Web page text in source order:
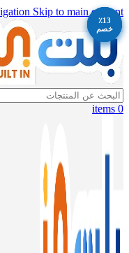
Skip to main content
0
items
٪13
خصم
٪13
خصم
٪13
خصم